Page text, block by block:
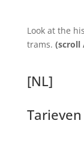
Look at the
trams. (scroll
[NL]
Tarieven